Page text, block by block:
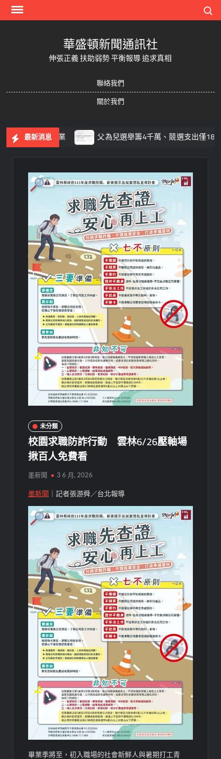
Skip
華盛頓新聞通訊社
伸張正義 扶助弱勢 平衡報導 追求真相
聯絡我們
關於我們
最新消息
促回收作業 父為兒選舉籌4千萬、競選支出僅1810萬
未分類
校園求職防詐行動 雲林6/26壓軸場
揪百人免費看
墨新聞 3 6 月, 2026
墨新聞 ｜記者張游舜／台北報導
畢業季將至，初入職場的社會新鮮人與暑期打工青